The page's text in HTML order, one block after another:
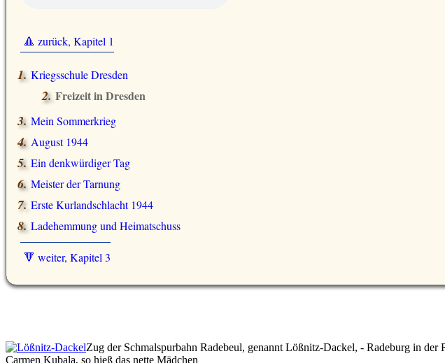
🔺 zurück, Kapitel 1
Kriegsschule Dresden
Freizeit in Dresden
Mein Sommerkrieg
August 1944
Ein denkwürdiger Tag
Meister der Tarnung
Erste Kurlandschlacht 1944
Ladehemmung und Heimatschuss
🔻 weiter, Kapitel 3
Zug der Schmalspurbahn Radebeul, genannt Lößnitz-Dackel, - Radeburg in
Carmen Kubala, so hieß das nette Mädchen